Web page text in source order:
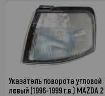
Указатель поворота угловой
левый (1996-1999 г.в.) MAZDA 2